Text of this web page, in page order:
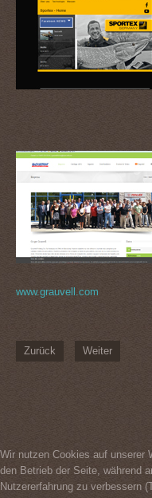
www.grauvell.com
Zurück Weiter
Wir nutzen Cookies auf unserer
den Betrieb der Seite, während
Nutzererfahrung zu verbessern